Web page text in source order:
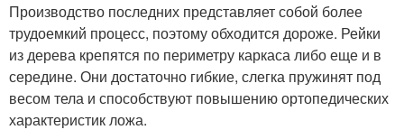
Производство последних представляет собой более
трудоемкий процесс, поэтому обходится дороже. Рейки
из дерева крепятся по периметру каркаса либо еще и в
середине. Они достаточно гибкие, слегка пружинят под
весом тела и способствуют повышению ортопедических
характеристик ложа.